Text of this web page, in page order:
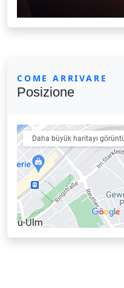
COME ARRIVARE
Posizione